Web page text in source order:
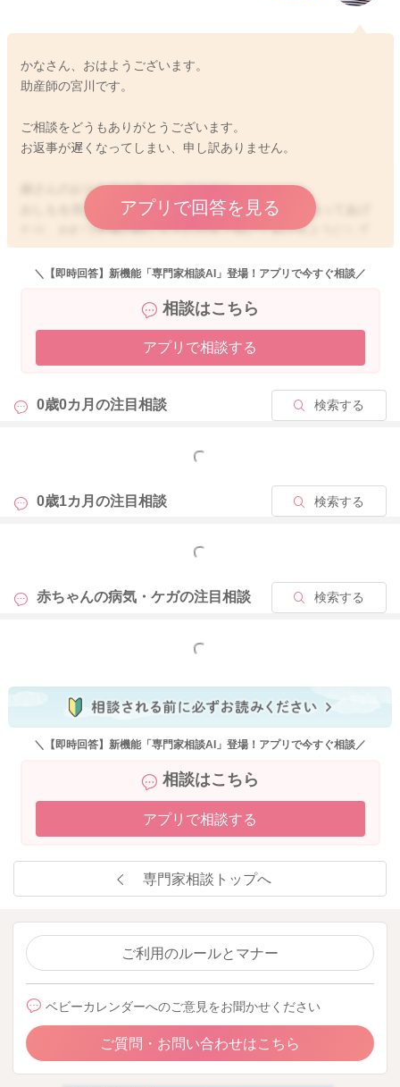
かなさん、おはようございます。
助産師の宮川です。
ご相談をどうもありがとうございます。
お返事が遅くなってしまい、申し訳ありません。
娘さんのおりものの色についてですね。
おしもを洗ってあげる時には、前から後ろの方向で洗ってあげ
たり、おむつ交換の時にもその方向で拭いてあげるようにして
いただけるといいですよ。
ではないかなと思います。
産院にも、連絡をしてみていただき、ご相談いただけたらと思
どうぞよろしくお願いします。
アプリで回答を見る
＼【即時回答】新機能「専門家相談AI」登場！アプリで今すぐ相談／
相談はこちら
アプリで相談する
0歳0カ月の注目相談 検索する
もっと見る
0歳1カ月の注目相談 検索する
もっと見る
赤ちゃんの病気・ケガの注目相談 検索する
もっと見る
＼【即時回答】新機能「専門家相談AI」登場！アプリで今すぐ相談／
相談はこちら
アプリで相談する
専門家相談トップへ
ご利用のルールとマナー
ベビーカレンダーへのご意見をお聞かせください
ご質問・お問い合わせはこちら